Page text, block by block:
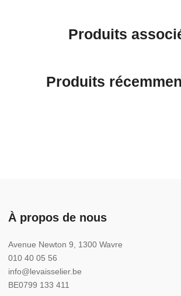
Produits
Produits
À propos de nous
Avenue Newton 9, 1300 Wavre
010 40 05 56
info@levaisselier.be
BE0799 133 411